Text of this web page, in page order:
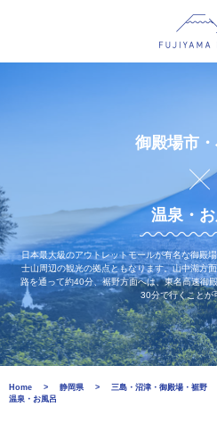
御殿場市・
温泉・
日本最大級のアウトレットモールが有名な御殿
士山周辺の観光の拠点ともなります。山中湖方
路を通って約40分、裾野方面へは、東名高速御
30分で行くことが
Home 静岡県 三島・沼津・御殿場・裾野
温泉・お風呂